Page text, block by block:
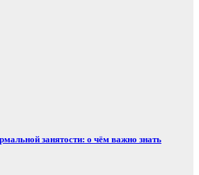
занятости: о чём важно знать